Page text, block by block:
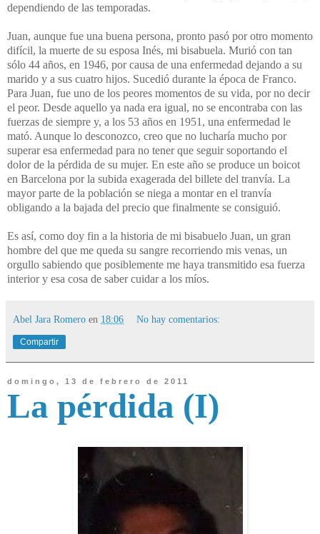
dependiendo de las temporadas.
Juan, aunque fue una buena persona, pronto pasó por otro momento
difícil, la muerte de su esposa Inés, mi bisabuela. Murió con tan
sólo 44 años, en 1946, por causa de una enfermedad dejando a su
marido y a sus cuatro hijos. Sucedió durante la época de Franco.
Para Juan, fue uno de los peores momentos de su vida, por no decir
el peor. Desde aquello ya nada era igual, no se encontraba con las
fuerzas de siempre y, a los 53 años en 1951, una enfermedad le
mató. Aunque lo desconozco, creo que no lucharía mucho por
superar esa enfermedad para no tener que seguir soportando el
dolor de la pérdida de su mujer. En este año se produce un boicot
en Barcelona por la subida exagerada del billete del tranvía. La
mayor parte de la población se niega a montar en el tranvía
obligando a la bajada del precio que finalmente se consiguió.
Es así, como doy fin a la historia de mi bisabuelo Juan, un gran
hombre del que me queda su sangre recorriendo mis venas, un
orgullo sabiendo que posiblemente me haya transmitido esa fuerza
interior y esa cosa de saber cuidar a los míos.
Abel Jara Romero en 18:06 No hay comentarios:
Compartir
domingo, 13 de febrero de 2011
La pérdida (I)